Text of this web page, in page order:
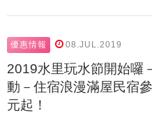
優惠情報 08.JUL.2019
2019水里玩水節開始囉
動－住宿浪漫滿屋民宿
元起！